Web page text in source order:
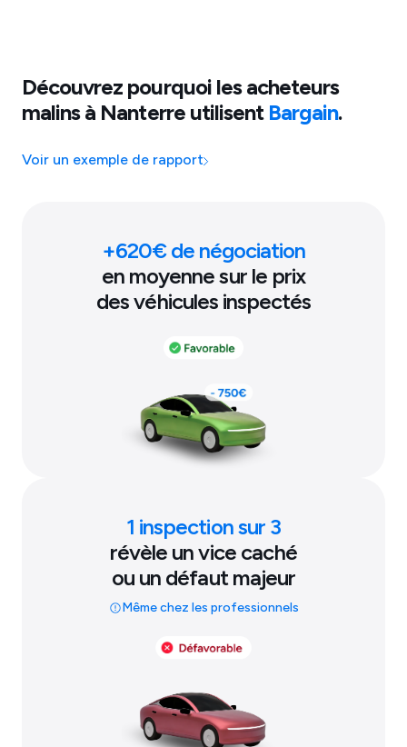
Découvrez pourquoi les acheteurs
malins à Nanterreutilisent Bargain.
Voir un exemple de rapport
+620€ de négociation
en moyenne sur le prix
des véhicules inspectés
1 inspection sur 3
révèle un vice caché
ou un défaut majeur
Même chez les professionnels